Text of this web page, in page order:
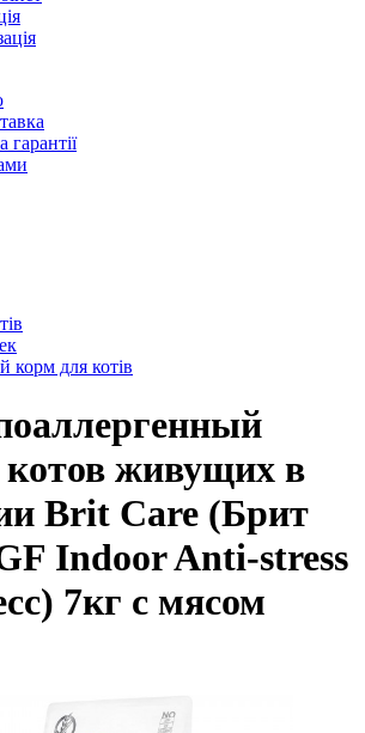
корм для котів
живущих в
Brit Care (Брит
Indoor Anti-stress
7кг с мясом